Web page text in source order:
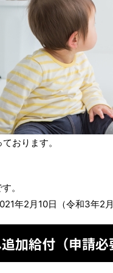
おります。
。
年2月10日（令和3年2月
加給付（申請必